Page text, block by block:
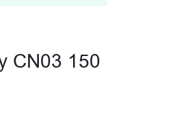
CN03 150